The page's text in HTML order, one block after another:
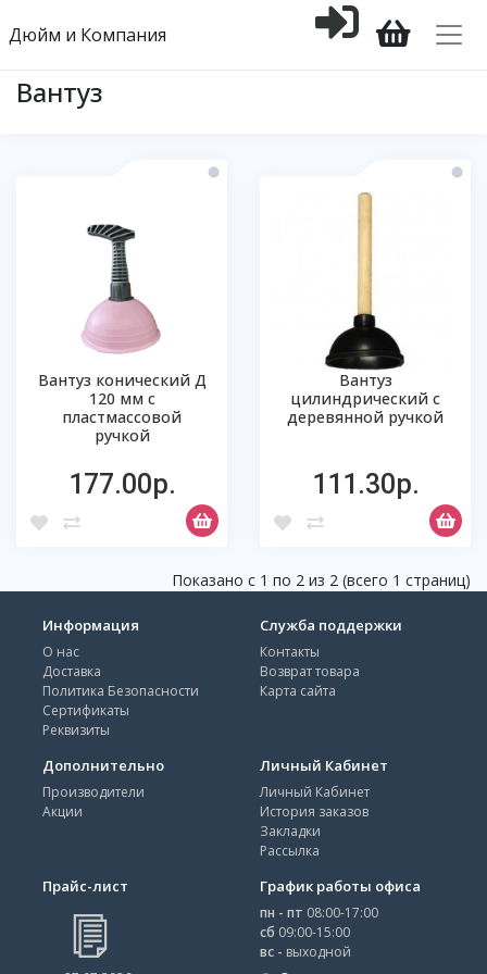
Дюйм и Компания
Вантуз
Вантуз конический Д
120 мм с
пластмассовой
ручкой
177.00р.
Вантуз
цилиндрический с
деревянной ручкой
111.30р.
Показано с 1 по 2 из 2 (всего 1 страниц)
Информация
О нас
Доставка
Политика Безопасности
Сертификаты
Реквизиты
Служба поддержки
Контакты
Возврат товара
Карта сайта
Дополнительно
Производители
Акции
Личный Кабинет
Личный Кабинет
История заказов
Закладки
Рассылка
Прайс-лист График работы офиса
пн - пт 08:00-17:00
сб 09:00-15:00
вс - выходной